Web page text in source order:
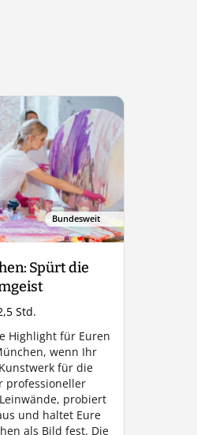
Bundesweit
Spürt die
Std.
Highlight für Euren
wenn Ihr
für die
professioneller
probiert
und haltet Eure
als Bild fest. Die